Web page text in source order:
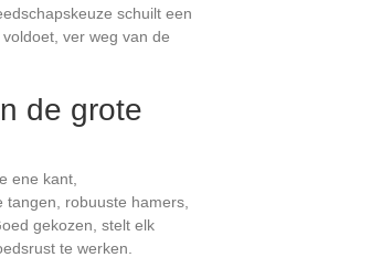
schuilt een
ver weg van de
de grote
ene kant,
robuuste hamers,
gekozen, stelt elk
te werken.